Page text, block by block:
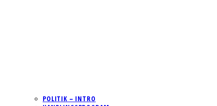
POLITIK – INTRO